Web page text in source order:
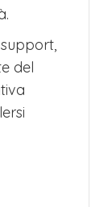
del